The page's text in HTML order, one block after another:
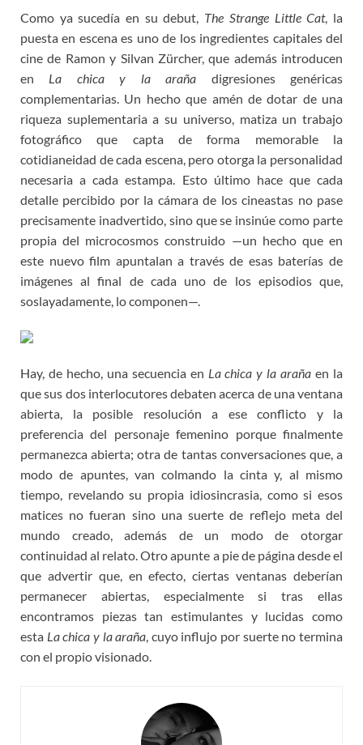
Como ya sucedía en su debut, The Strange Little Cat, la
puesta en escena es uno de los ingredientes capitales del
cine de Ramon y Silvan Zürcher, que además introducen
en La chica y la araña digresiones genéricas
complementarias. Un hecho que amén de dotar de una
riqueza suplementaria a su universo, matiza un trabajo
fotográfico que capta de forma memorable la
cotidianeidad de cada escena, pero otorga la personalidad
necesaria a cada estampa. Esto último hace que cada
detalle percibido por la cámara de los cineastas no pase
precisamente inadvertido, sino que se insinúe como parte
propia del microcosmos construido —un hecho que en
este nuevo film apuntalan a través de esas baterías de
imágenes al final de cada uno de los episodios que,
soslayadamente, lo componen—.
Hay, de hecho, una secuencia en La chica y la araña en la
que sus dos interlocutores debaten acerca de una ventana
abierta, la posible resolución a ese conflicto y la
preferencia del personaje femenino porque finalmente
permanezca abierta; otra de tantas conversaciones que, a
modo de apuntes, van colmando la cinta y, al mismo
tiempo, revelando su propia idiosincrasia, como si esos
matices no fueran sino una suerte de reflejo meta del
mundo creado, además de un modo de otorgar
continuidad al relato. Otro apunte a pie de página desde el
que advertir que, en efecto, ciertas ventanas deberían
permanecer abiertas, especialmente si tras ellas
encontramos piezas tan estimulantes y lucidas como
esta La chica y la araña, cuyo influjo por suerte no termina
con el propio visionado.